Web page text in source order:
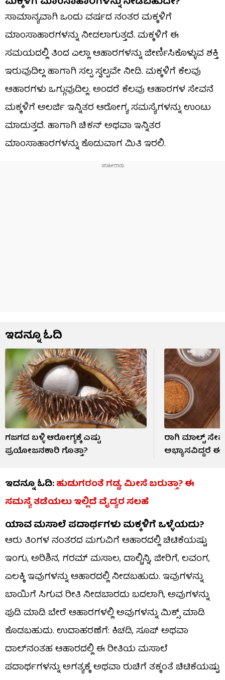
ಸಾಮಾನ್ಯವಾಗಿ ಒಂದು ವರ್ಷದ ನಂತರ ಮಕ್ಕಳಿಗೆ
ಮಾಂಸಾಹಾರಗಳನ್ನು ನೀಡಲಾಗುತ್ತದೆ. ಮಕ್ಕಳಿಗೆ ಈ
ಸಮಯದಲ್ಲಿ ತಿಂದ ಎಲ್ಲಾ ಆಹಾರಗಳನ್ನು ಜೀರ್ಣಿಸಿಕೊಳ್ಳುವ ಶಕ್ತಿ
ಇರುವುದಿಲ್ಲ ಹಾಗಾಗಿ ಸಲ್ಪ ಸ್ವಲ್ಪವೇ ನೀಡಿ. ಮಕ್ಕಳಿಗೆ ಕೆಲವು
ಆಹಾರಗಳು ಒಗ್ಗುವುದಿಲ್ಲ. ಅಂದರೆ ಕೆಲವು ಆಹಾರಗಳ ಸೇವನೆ
ಮಕ್ಕಳಿಗೆ ಅಲರ್ಜಿ ಇನ್ನಿತರ ಆರೋಗ್ಯ ಸಮಸ್ಯೆಗಳನ್ನು ಉಂಟು
ಮಾಡುತ್ತದೆ. ಹಾಗಾಗಿ ಚಿಕನ್ ಅಥವಾ ಇನ್ನಿತರ
ಮಾಂಸಾಹಾರಗಳನ್ನು ಕೊಡುವಾಗ ಮಿತಿ ಇರಲಿ.
ಇದನ್ನೂ ಓದಿ
ಗಜಗದ ಬಳ್ಳಿ ಆರೋಗ್ಯಕ್ಕೆ ಎಷ್ಟು
ಪ್ರಯೋಜನಕಾರಿ ಗೊತ್ತಾ?
ರಾಗಿ ಮಾಲ್ಟ್
ಅಭ್ಯಾಸವಿದ್ದರೆ
ಇದನ್ನೂ ಓದಿ:ಹುಡುಗರಂತೆ ಗಡ್ಡ, ಮೀಸೆ ಬರುತ್ತಾ? ಈ
ಸಮಸ್ಯೆ ತಡೆಯಲು ಇಲ್ಲಿದೆ ವೈದ್ಯರ ಸಲಹೆ
ಯಾವ ಮಸಾಲೆ ಪದಾರ್ಥಗಳು ಮಕ್ಕಳಿಗೆ ಒಳ್ಳೆಯದು?
ಆರು ತಿಂಗಳ ನಂತರದ ಮಗುವಿಗೆ ಆಹಾರದಲ್ಲಿ ಚಿಟಿಕೆಯಷ್ಟು
ಇಂಗು, ಅರಿಶಿನ, ​ಗರಮ್ ಮಸಾಲ, ​ದಾಲ್ಚಿನ್ನಿ, ​ಜೀರಿಗೆ, ​ಲವಂಗ,
ಏಲಕ್ಕಿ ಇವುಗಳನ್ನು ಆಹಾರದಲ್ಲಿ ನೀಡಬಹುದು. ಇವುಗಳನ್ನು
ಬಾಯಿಗೆ ಸಿಗುವ ರೀತಿ ನೀಡಬಾರದು ಬದಲಾಗಿ, ಅವುಗಳನ್ನು
ಪುಡಿ ಮಾಡಿ ಬೇರೆ ಆಹಾರಗಳಲ್ಲಿ ಅವುಗಳನ್ನು ಮಿಕ್ಸ್ ಮಾಡಿ
ಕೊಡಬಹುದು. ಉದಾಹರಣೆಗೆ: ಕಿಚಡಿ, ಸೂಪ್ ಅಥವಾ
ದಾಲ್‍ನಂತಹ ಆಹಾರದಲ್ಲಿ ಈ ರೀತಿಯ ಮಸಾಲೆ
ಪದಾರ್ಥಗಳನ್ನು ಅಗತ್ಯಕ್ಕೆ ಅಥವಾ ರುಚಿಗೆ ತಕ್ಕಂತೆ ಚಿಟಿಕೆಯಷ್ಟು